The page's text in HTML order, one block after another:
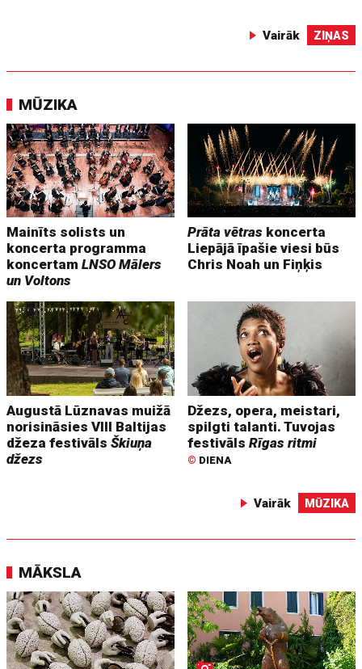
Vairāk ZIŅAS
MŪZIKA
Mainīts solists un
koncerta programma
koncertamLNSO Mālers
un Voltons
Prāta vētras koncerta
Liepājā īpašie viesi būs
Chris Noah un Fiņķis
Augustā Lūznavas muižā
norisināsies VIII Baltijas
džeza festivālsŠkiuņa
džezs
Džezs, opera, meistari,
spilgti talanti. Tuvojas
festivālsRīgas ritmi
© DIENA
Vairāk MŪZIKA
MĀKSLA